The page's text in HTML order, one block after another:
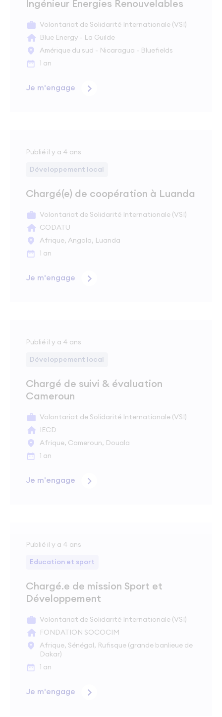
Ingénieur Energies Renouvelables
Volontariat de Solidarité Internationale (VSI)
Blue Energy - La Guilde
Amérique du sud - Nicaragua - Bluefields
1 an
Je m'engage
Développement local
Chargé(e) de coopération à Luanda
Volontariat de Solidarité Internationale (VSI)
CODATU
Afrique, Angola, Luanda
Publié il y a 4 ans
1 an
Je m'engage
Développement local
Chargé de suivi & évaluation
Cameroun
Volontariat de Solidarité Internationale (VSI)
IECD
Afrique, Cameroun, Douala
Publié il y a 4 ans
1 an
Je m'engage
Education et sport
Chargé.e de mission Sport et
Développement
Volontariat de Solidarité Internationale (VSI)
FONDATION SOCOCIM
Afrique, Sénégal, Rufisque (grande banlieue de
Dakar)
Publié il y a 4 ans
1 an
Je m'engage